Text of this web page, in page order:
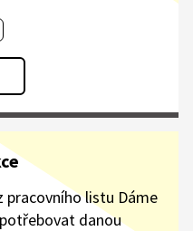
pracovního listu Dáme
danou